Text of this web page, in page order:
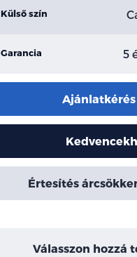
Külső szín
Garancia 5
Ajánlatkérés
Értesítés
Válasszon hozzá